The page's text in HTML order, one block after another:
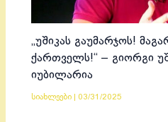
„უშიკას გაუმარჯოს!
ქართველს!“ – გიორგი
იუბილარია
სიახლეები 03/31/2025